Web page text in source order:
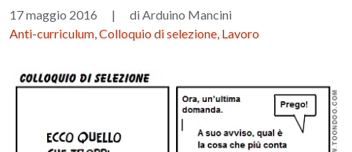
17 maggio 2016 |
di Arduino Mancini
Anti-curriculum, Colloquio di selezione, Lavoro